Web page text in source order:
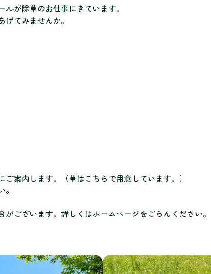
が除草のお仕事にきています。
てみませんか。
案内します。（草はこちらで用意しています。）
ございます。詳しくはホームページをごらんください。